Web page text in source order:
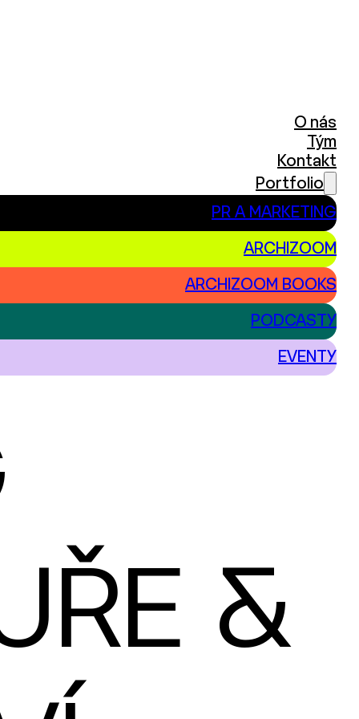
O nás
Tým
Kontakt
Portfolio
PR A MARKETING
ARCHIZOOM
ARCHIZOOM BOOKS
PODCASTY
EVENTY
&